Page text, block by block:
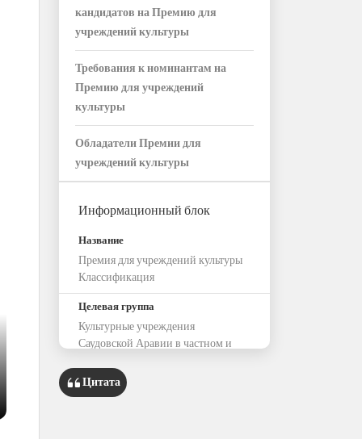
кандидатов на Премию для
учреждений культуры
Требования к номинантам на
Премию для учреждений
культуры
Обладатели Премии для
учреждений культуры
Информационный блок
Название
Премия для учреждений культуры
Классификация
Целевая группа
Культурные учреждения
Саудовской Аравии в частном и
Направления
Цитата